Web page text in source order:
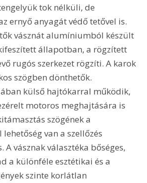
tok nélküli, de
ernyő anyagát védő tetővel is.
vásznát alumíniumból készült
állapotban, a rögzített
rugós szerkezet rögzíti. A karok
szögben dönthetők.
külső hajtókarral működik,
motoros meghajtására is
szögének a
van a szellőzés
A vásznak választéka bőséges,
a különféle esztétikai és a
szinte korlátlan